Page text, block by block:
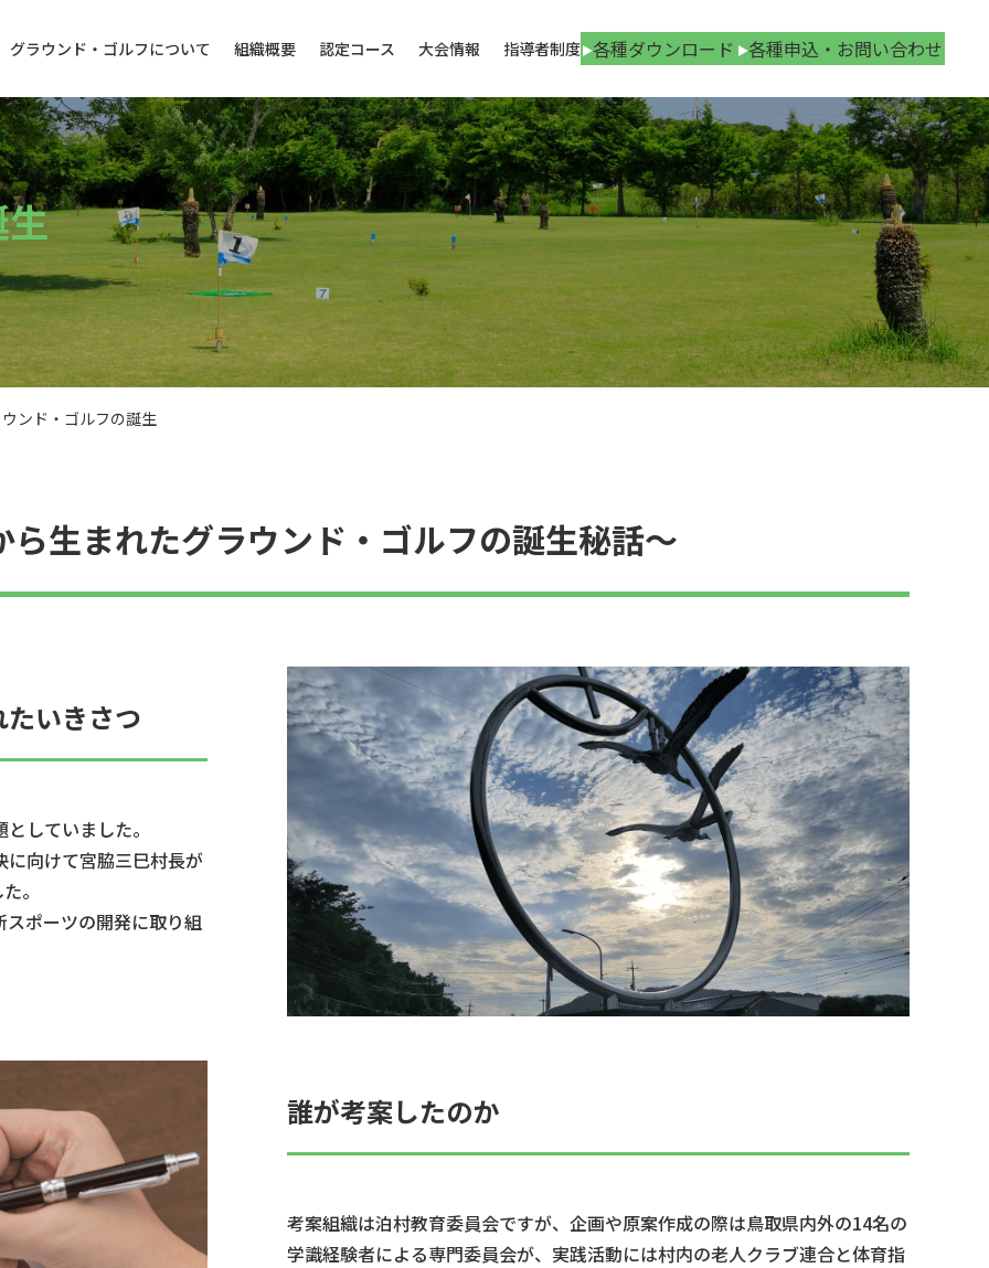
グラウンド・ゴルフについて 組織概要 認定コース 大会情報 指導者制度 各種ダウンロード 各種申込・お問い合わせ
ンド・ゴルフの誕生
ら生まれたグラウンド・ゴルフの誕生秘話～
いきさつ
していました。
向けて宮脇三巳村長が
。
ポーツの開発に取り組
誰が考案したのか
考案組織は泊村教育委員会ですが、企画や原案作成の際は鳥取県内外の14名の
学識経験者による専門委員会が、実践活動には村内の老人クラブ連合と体育指